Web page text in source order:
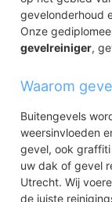
Nigtevecht
gevelonderhoud
Onze
gevelreiniger,
Waarom
Buitengevels
weersinvloeden
gevel, ook
uw dak of gevel
Utrecht. Wij
de juiste